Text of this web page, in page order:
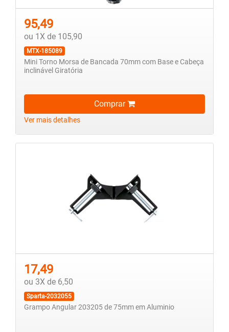
95,49
ou 1X de 105,90
MTX-185089
Mini Torno Morsa de Bancada 70mm com Base e Cabeça
inclinável Giratória
Comprar
Ver mais detalhes
17,49
ou 3X de 6,50
Sparta-2032055
Grampo Angular 203205 de 75mm em Aluminio